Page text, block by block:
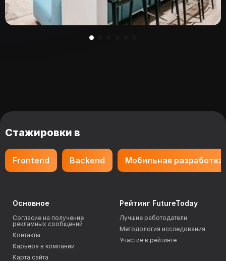
Стажировки в
Frontend Backend Мобильная разработка
Основное
Согласие на получение
рекламных сообщений
Контакты
Карьера в компании
Карта сайта
Рейтинг FutureToday
Лучшие работодатели
Методология исследования
Участие в рейтинге